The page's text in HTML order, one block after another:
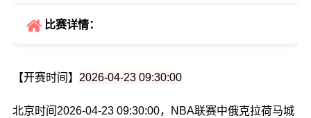
比赛详情：
【开赛时间】 2026-04-23 09:30:00
北京时间2026-04-23 09:30:00，NBA联赛中俄克拉荷马城